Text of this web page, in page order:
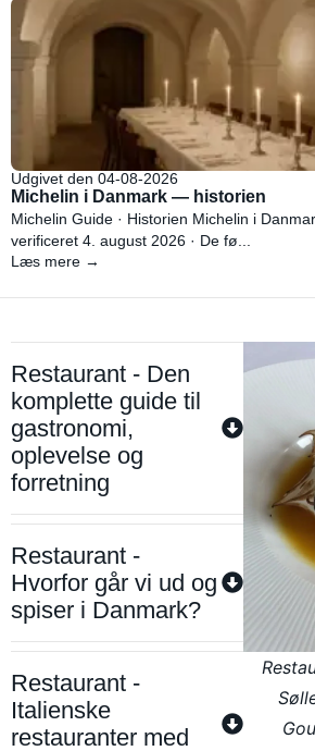
Udgivet den 04-08-2026
Michelin i Danmark — historien
Michelin Guide · Historien Michelin i
verificeret 4. august 2026 · De fø...
Læs mere →
Restaurant - Den
komplette guide til
gastronomi,
oplevelse og
forretning
Restaurant -
Hvorfor går vi ud og
spiser i Danmark?
Restaurant -
Italienske
restauranter med